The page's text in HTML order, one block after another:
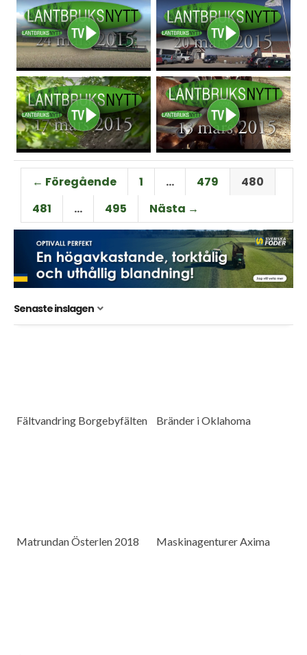
← Föregående 1 … 479
480
481
… 495 Nästa →
Senaste inslagen
Fältvandring Borgebyfälten Bränder i Oklahoma
Matrundan Österlen 2018 Maskinagenturer Axima